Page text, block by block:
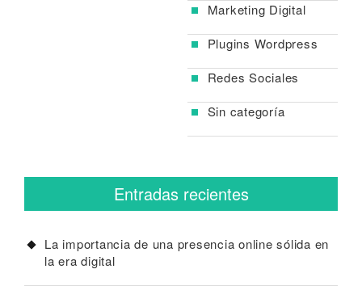
Marketing Digital
Plugins Wordpress
Redes Sociales
Sin categoría
Entradas recientes
La importancia de una presencia online sólida en
la era digital